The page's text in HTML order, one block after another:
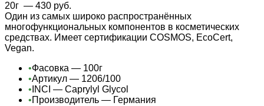
20г — 430 руб.
Один из самых широко распространённых
многофункциональных компонентов в косметических
средствах. Имеет сертификации COSMOS, EcoCert,
Vegan.
•Фасовка — 100г
•Артикул — 1206/100
• INCI — Caprylyl Glycol
•Производитель — Германия